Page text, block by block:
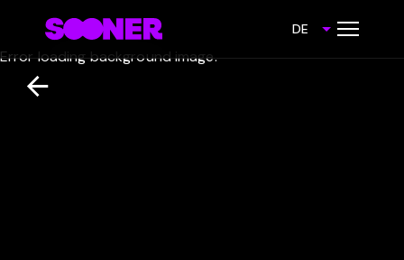
DE
Error loading background image.